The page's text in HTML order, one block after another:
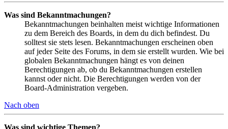
Was sind Bekanntmachungen?
Bekanntmachungen beinhalten meist wichtige Informationen
zu dem Bereich des Boards, in dem du dich befindest. Du
solltest sie stets lesen. Bekanntmachungen erscheinen oben
auf jeder Seite des Forums, in dem sie erstellt wurden. Wie bei
globalen Bekanntmachungen hängt es von deinen
Berechtigungen ab, ob du Bekanntmachungen erstellen
kannst oder nicht. Die Berechtigungen werden von der
Board-Administration vergeben.
Nach oben
Was sind wichtige Themen?